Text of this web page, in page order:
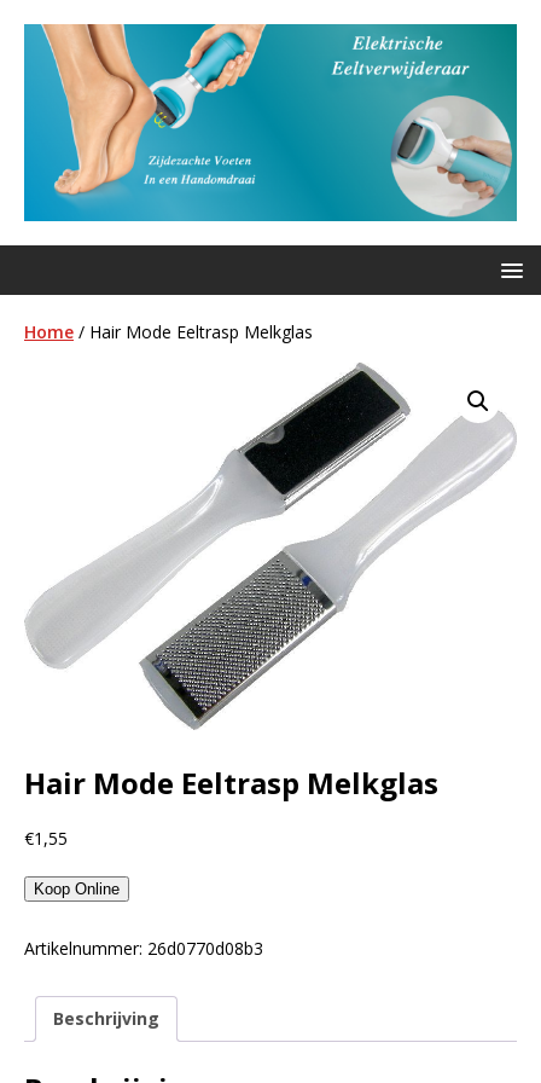
Home / Hair Mode Eeltrasp Melkglas
Hair Mode Eeltrasp Melkglas
€1,55
Koop Online
Artikelnummer: 26d0770d08b3
Beschrijving